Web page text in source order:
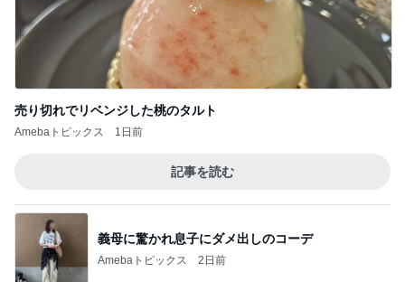
義母に驚かれ息子にダメ出しのコーデ
Amebaトピックス